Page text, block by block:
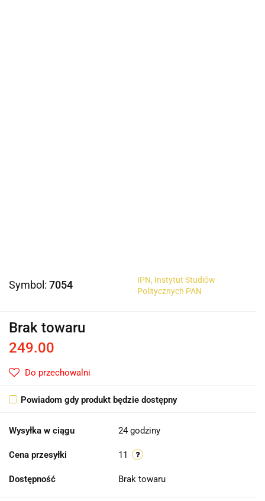
Symbol: 7054
IPN, Instytut Studiów
Politycznych PAN
Brak towaru
249.00
Do przechowalni
Powiadom gdy produkt będzie dostępny
Wysyłka w ciągu 24 godziny
Cena przesyłki 11
Dostępność Brak towaru